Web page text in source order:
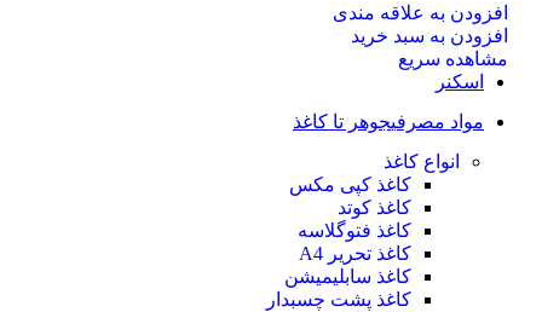
افزودن به علاقه مندی
افزودن به سبد خرید
مشاهده سریع
اسکنر
مواد مصرفیجوهر تا کاغذ
انواع کاغذ
کاغذ کپی مکس
کاغذ کوتد
کاغذ فتوگلاسه
کاغذ تحریر A4
کاغذ سابلیمیشن
کاغذ پشت چسبدار